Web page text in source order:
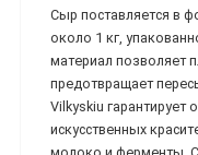
Сыр поставляется в
около 1 кг,
материал позволяет
предотвращает
Vilkyskiu гарантирует
искусственных